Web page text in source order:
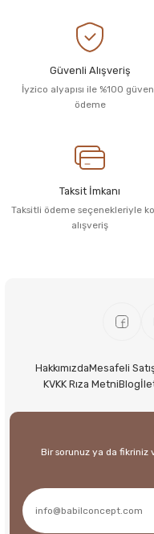
Güvenli Alışveriş
İyzico alyapısı ile %100
ödeme
Taksit İmkanı
Taksitli ödeme seçenekleriyle
alışveriş
HakkımızdaMesafeli
KVKK Rıza MetniBlog
Bir sorunuz ya da fikriniz